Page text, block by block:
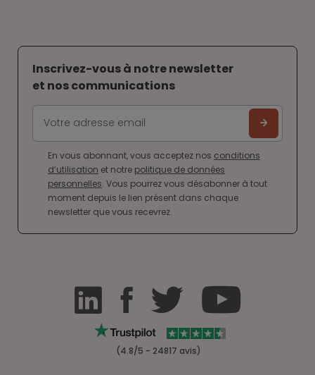
Inscrivez-vous à notre newsletter
et nos communications
En vous abonnant, vous acceptez nos conditions
d’utilisation et notre politique de données
personnelles. Vous pourrez vous désabonner à tout
moment depuis le lien présent dans chaque
newsletter que vous recevrez.
(4.8/5 - 24817 avis)